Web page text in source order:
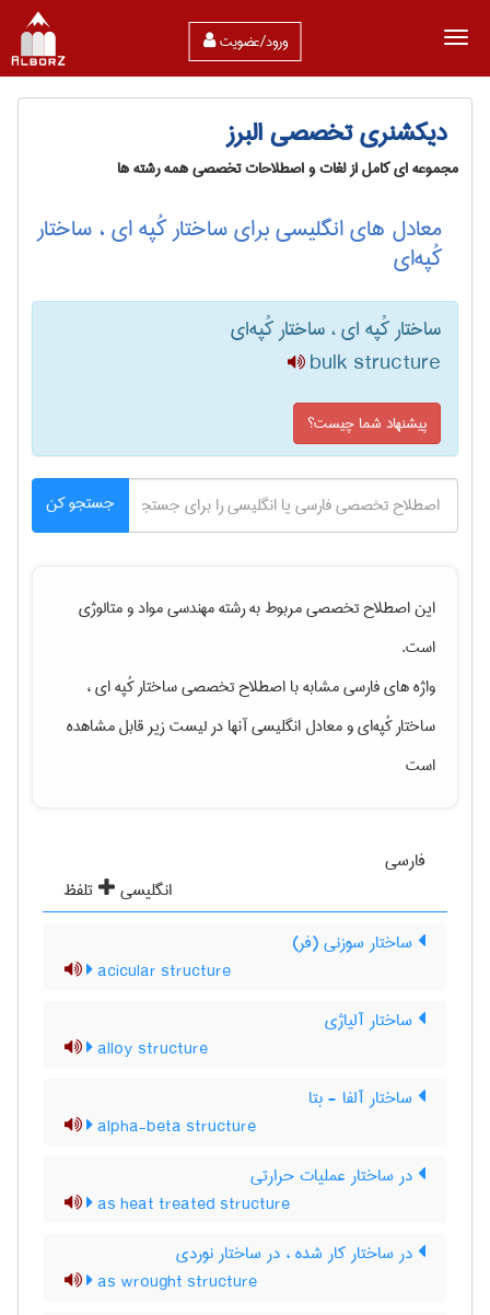
ورود/عضویت
دیکشنری تخصصی البرز
مجموعه ای کامل از لغات و اصطلاحات تخصصی همه رشته ها
معادل های انگلیسی برای ساختار کُپه ای ، ساختار
کُپه‌ای
ساختار کُپه ای ، ساختار کُپه‌ای
bulk structure
پیشنهاد شما چیست؟
جستجو کن
این اصطلاح تخصصی مربوط به رشتهمهندسی مواد و متالوژی
است.
واژه های فارسی مشابه با اصطلاح تخصصیساختار کُپه ای ،
ساختار کُپه‌ایو معادل انگلیسی آنها در لیست زیر قابل مشاهده
است
فارسی
انگلیسی
تلفظ
ساختار سوزنی (فر)
acicular structure
ساختار آلیاژی
alloy structure
ساختار آلفا - بتا
alpha-beta structure
در ساختار عملیات حرارتی
as heat treated structure
در ساختار کار شده ، در ساختار نوردی
as wrought structure